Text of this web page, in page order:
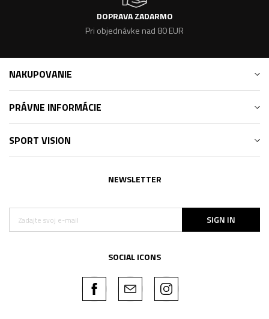
DOPRAVA ZADARMO
Pri objednávke nad 80 EUR
NAKUPOVANIE
PRÁVNE INFORMÁCIE
SPORT VISION
NEWSLETTER
SIGN IN
SOCIAL ICONS